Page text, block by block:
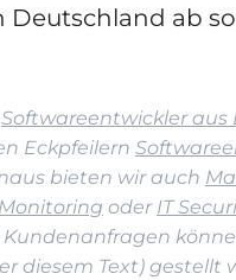
ab
Softwareentwickler aus
Eckpfeilern
bieten wir auch
oder IT
diesem Text) gestellt